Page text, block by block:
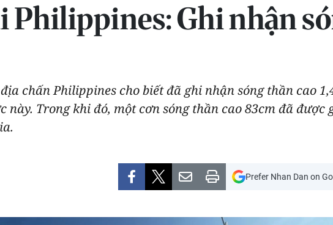
Philippines: Ghi nhận
chấn Philippines cho biết đã ghi nhận sóng thần cao
này. Trong khi đó, một cơn sóng thần cao 83cm đã
Prefer Nhan Dan on